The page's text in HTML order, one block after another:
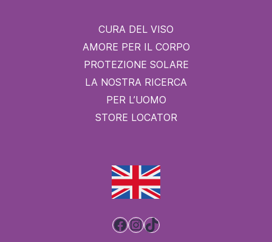
CURA DEL VISO
AMORE PER IL CORPO
PROTEZIONE SOLARE
LA NOSTRA RICERCA
PER L’UOMO
STORE LOCATOR
Facebook
Instagram
TikTok